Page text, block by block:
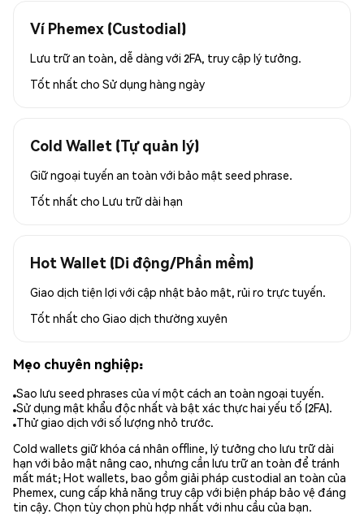
Ví Phemex (Custodial)
Lưu trữ an toàn, dễ dàng với 2FA, truy cập lý tưởng.
Tốt nhất cho Sử dụng hàng ngày
Cold Wallet (Tự quản lý)
Giữ ngoại tuyến an toàn với bảo mật seed phrase.
Tốt nhất cho Lưu trữ dài hạn
Hot Wallet (Di động/Phần mềm)
Giao dịch tiện lợi với cập nhật bảo mật, rủi ro trực tuyến.
Tốt nhất cho Giao dịch thường xuyên
Mẹo chuyên nghiệp:
Sao lưu seed phrases của ví một cách an toàn ngoại tuyến.
Sử dụng mật khẩu độc nhất và bật xác thực hai yếu tố (2FA).
Thử giao dịch với số lượng nhỏ trước.
Cold wallets giữ khóa cá nhân offline, lý tưởng cho lưu trữ dài
hạn với bảo mật nâng cao, nhưng cần lưu trữ an toàn để tránh
mất mát; Hot wallets, bao gồm giải pháp custodial an toàn của
Phemex, cung cấp khả năng truy cập với biện pháp bảo vệ đáng
tin cậy. Chọn tùy chọn phù hợp nhất với nhu cầu của bạn.